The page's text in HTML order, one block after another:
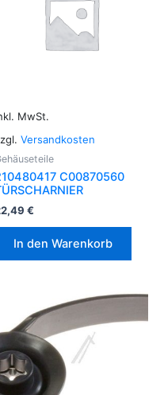
MwSt.
Versandkosten
C00870560
€
In den Warenkorb